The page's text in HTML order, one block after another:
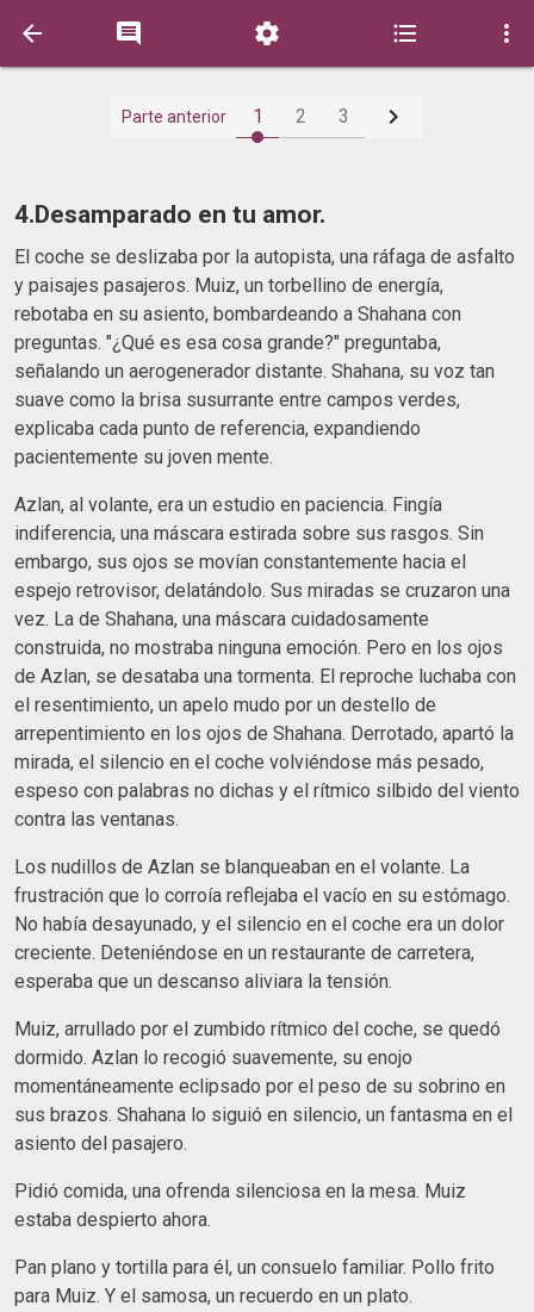
    
Parte anterior 1 2 3 
4.Desamparado en tu amor.
El coche se deslizaba por la autopista, una ráfaga de asfalto
y paisajes pasajeros. Muiz, un torbellino de energía,
rebotaba en su asiento, bombardeando a Shahana con
preguntas. "¿Qué es esa cosa grande?" preguntaba,
señalando un aerogenerador distante. Shahana, su voz tan
suave como la brisa susurrante entre campos verdes,
explicaba cada punto de referencia, expandiendo
pacientemente su joven mente.
Azlan, al volante, era un estudio en paciencia. Fingía
indiferencia, una máscara estirada sobre sus rasgos. Sin
embargo, sus ojos se movían constantemente hacia el
espejo retrovisor, delatándolo. Sus miradas se cruzaron una
vez. La de Shahana, una máscara cuidadosamente
construida, no mostraba ninguna emoción. Pero en los ojos
de Azlan, se desataba una tormenta. El reproche luchaba con
el resentimiento, un apelo mudo por un destello de
arrepentimiento en los ojos de Shahana. Derrotado, apartó la
mirada, el silencio en el coche volviéndose más pesado,
espeso con palabras no dichas y el rítmico silbido del viento
contra las ventanas.
Los nudillos de Azlan se blanqueaban en el volante. La
frustración que lo corroía reflejaba el vacío en su estómago.
No había desayunado, y el silencio en el coche era un dolor
creciente. Deteniéndose en un restaurante de carretera,
esperaba que un descanso aliviara la tensión.
Muiz, arrullado por el zumbido rítmico del coche, se quedó
dormido. Azlan lo recogió suavemente, su enojo
momentáneamente eclipsado por el peso de su sobrino en
sus brazos. Shahana lo siguió en silencio, un fantasma en el
asiento del pasajero.
Pidió comida, una ofrenda silenciosa en la mesa. Muiz
estaba despierto ahora.
Pan plano y tortilla para él, un consuelo familiar. Pollo frito
para Muiz. Y el samosa, un recuerdo en un plato.